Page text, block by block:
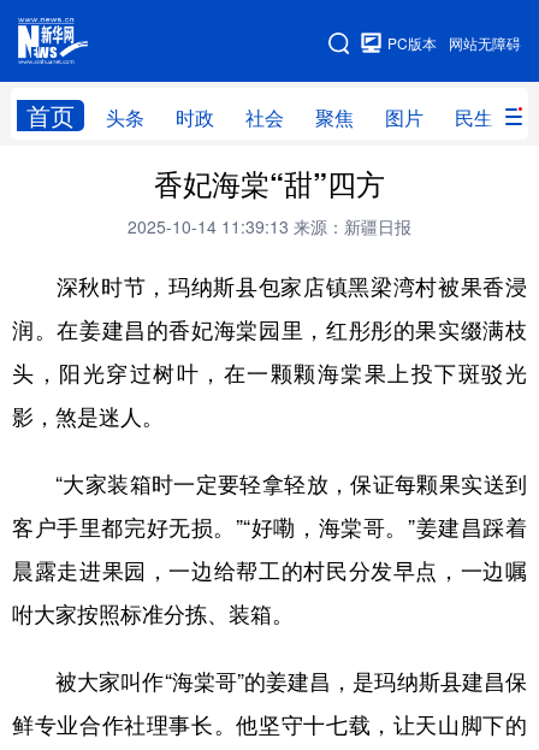
网站无障碍
PC版本
首页 头条 时政 社会 聚焦 图片 民生
网站地图
时政 社会
民生 访谈
访惠聚 专题 服务 援疆
云游新疆 云端悦读 云看书画 光影新疆
人事频道 融媒体联播 廉政频道 新华视角看新疆
地方频道
北京 天津 河北 山西
辽宁 吉林 上海 江苏
浙江 安徽
山东 河南 湖北 湖南
广东 广西 海南 重庆
香妃海棠“甜”四方
2025-10-14 11:39:13 来源：新疆日报
深秋时节，玛纳斯县包家店镇黑梁湾村被果香浸
润。在姜建昌的香妃海棠园里，红彤彤的果实缀满枝
头，阳光穿过树叶，在一颗颗海棠果上投下斑驳光
影，煞是迷人。
“大家装箱时一定要轻拿轻放，保证每颗果实送到
客户手里都完好无损。”“好嘞，海棠哥。”姜建昌踩着
晨露走进果园，一边给帮工的村民分发早点，一边嘱
咐大家按照标准分拣、装箱。
被大家叫作“海棠哥”的姜建昌，是玛纳斯县建昌保
鲜专业合作社理事长。他坚守十七载，让天山脚下的